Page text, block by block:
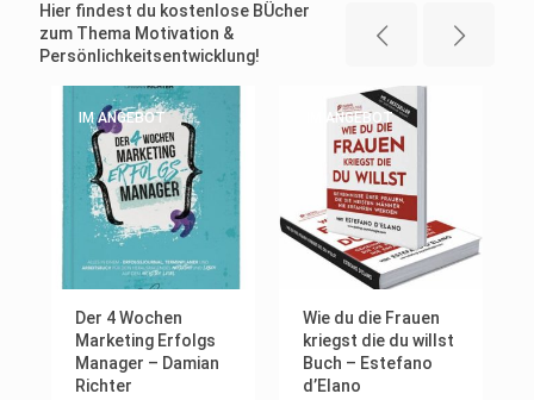
Hier findest du kostenlose BÜcher
zum Thema Motivation &
Persönlichkeitsentwicklung!
IM ANGEBOT
Der 4 Wochen
Marketing Erfolgs
Manager – Damian
Richter
IM ANGEBOT
Wie du die Frauen
kriegst die du willst
Buch – Estefano
d’Elano